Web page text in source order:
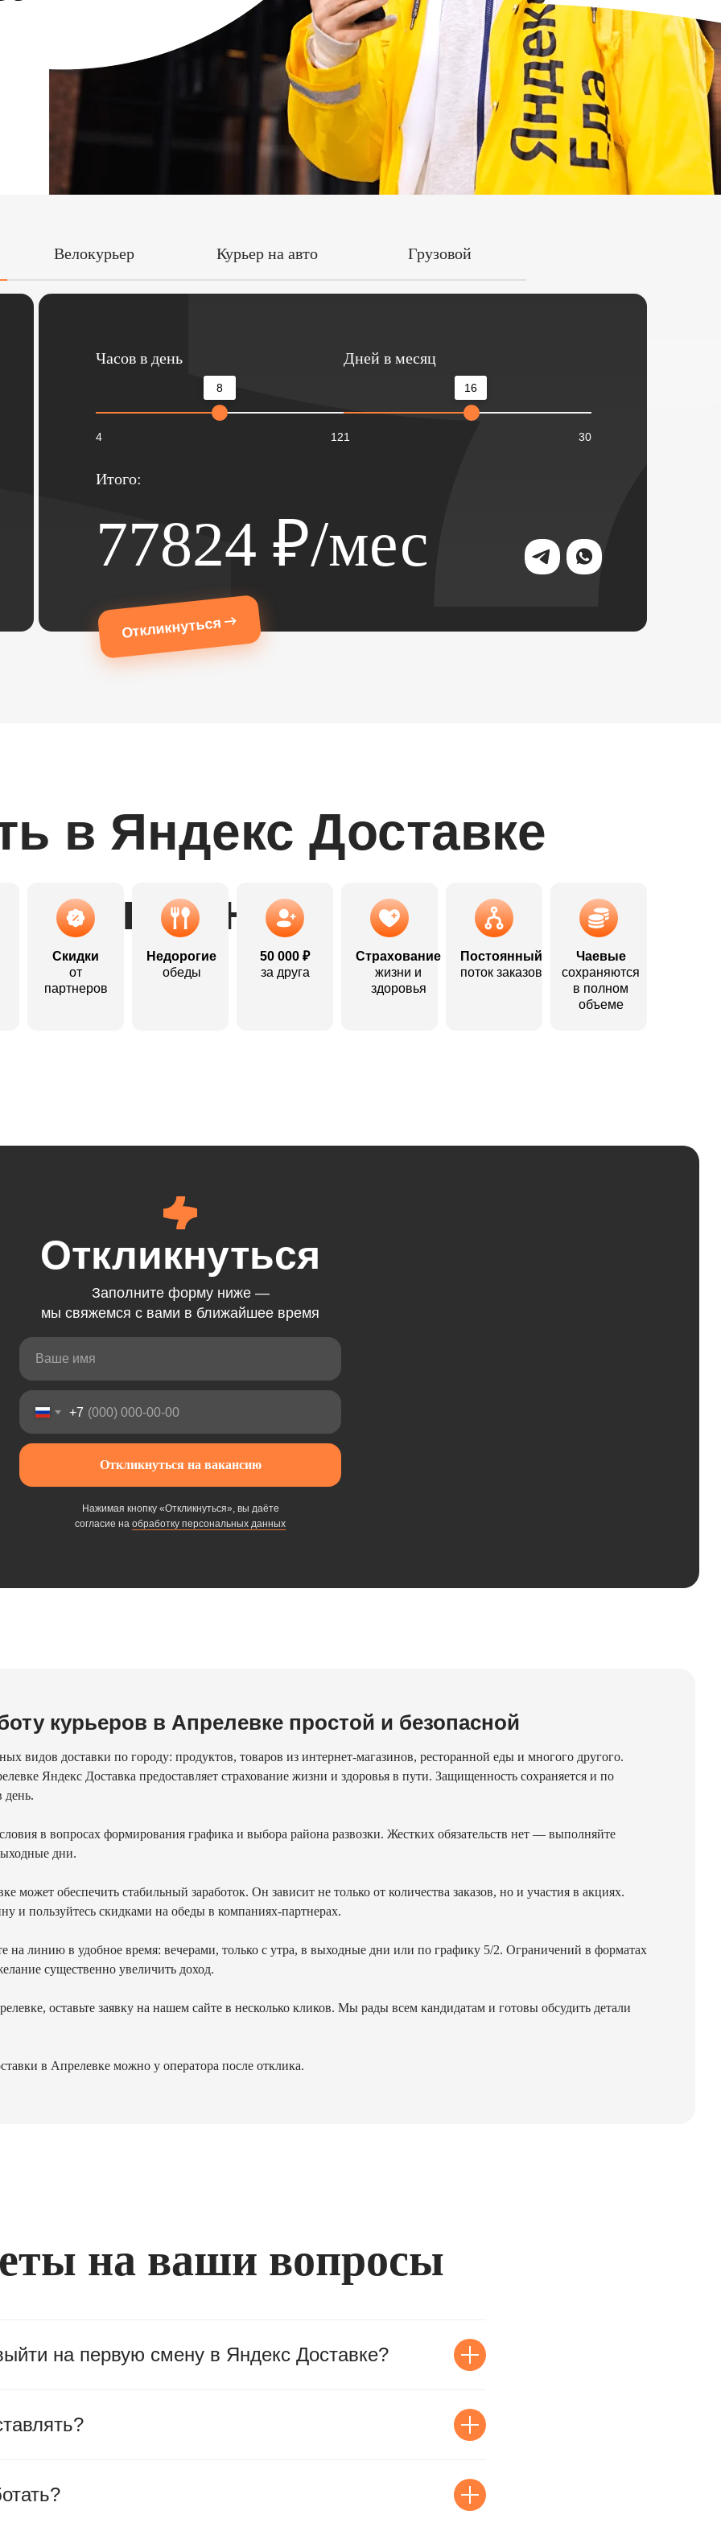
Велокурьер Курьер на авто Грузовой
Часов в день
8
4 12
Дней в месяц
16
1 30
Итого:
77824 ₽/мес
Откликнуться
в Яндекс Доставке
выгодно:
Скидки
от
партнеров
Недорогие
обеды
50 000 ₽
за друга
Страхование
жизни и
здоровья
Постоянный
поток заказов
Чаевые
сохраняются
в полном
объеме
Откликнуться
Заполните форму ниже —
мы свяжемся с вами в ближайшее время
+7
Откликнуться на вакансию
Нажимая кнопку «Откликнуться», вы даёте
согласие на обработку персональных данных
курьеров в Апрелевке простой и безопасной
видов доставки по городу: продуктов, товаров из интернет-магазинов, ресторанной еды и многого другого.
Яндекс Доставка предоставляет страхование жизни и здоровья в пути. Защищенность сохраняется и по
день.
в вопросах формирования графика и выбора района развозки. Жестких обязательств нет — выполняйте
дни.
может обеспечить стабильный заработок. Он зависит не только от количества заказов, но и участия в акциях.
и пользуйтесь скидками на обеды в компаниях-партнерах.
на линию в удобное время: вечерами, только с утра, в выходные дни или по графику 5/2. Ограничений в форматах
существенно увеличить доход.
оставьте заявку на нашем сайте в несколько кликов. Мы рады всем кандидатам и готовы обсудить детали
в Апрелевке можно у оператора после отклика.
на ваши вопросы
на первую смену в Яндекс Доставке?